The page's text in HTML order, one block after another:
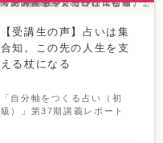
【受講生の声】占いは集
合知。この先の人生を支
える杖になる
「自分軸をつくる占い（初
級）」第37期講義レポート